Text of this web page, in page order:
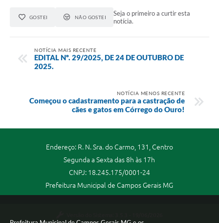
GOSTEI NÃO GOSTEI
Seja o primeiro a curtir esta
notícia.
NOTÍCIA MAIS RECENTE
EDITAL Nº. 29/2025, DE 24 DE OUTUBRO DE
2025.
NOTÍCIA MENOS RECENTE
Começou o cadastramento para a castração de
cães e gatos em Córrego do Ouro!
Endereço: R. N. Sra. do Carmo, 131, Centro
Segunda a Sexta das 8h às 17h
CNPJ: 18.245.175/0001-24
Prefeitura Municipal de Campos Gerais MG